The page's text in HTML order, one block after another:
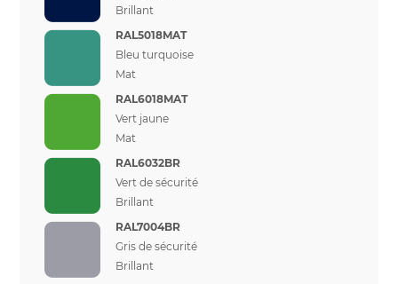
Brillant
RAL5018MAT
Bleu turquoise
Mat
RAL6018MAT
Vert jaune
Mat
RAL6032BR
Vert de sécurité
Brillant
RAL7004BR
Gris de sécurité
Brillant